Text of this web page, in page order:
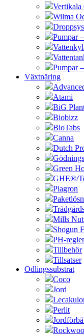
Vertikala
Wilma
Pumpar
Pumpar
Växtnäring
Atami
BiG
Biobizz
BioTabs
Canna
Dutch
Green
GHE®/
Plagron
Mills
Shogun
PH-
Tillbehör
Tillsatser
Odlingssubstrat
Coco
Jord
Perlit